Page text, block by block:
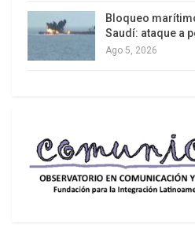
El banquero Daniel
cuando se le detuvo
¿Sustituir candidato?
Además del vínculo con
Bloqueo
Saudí: ataque a
Ago 5, 2026